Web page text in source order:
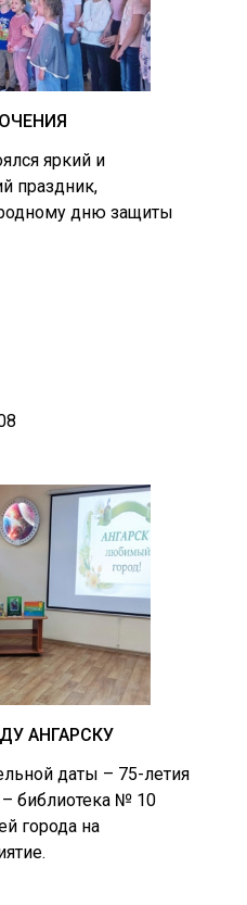
яркий и
праздник,
дню защиты
АНГАРСКУ
даты – 75-летия
– библиотека № 10
города на